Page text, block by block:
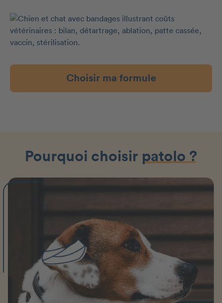
Choisir ma formule
Pourquoi choisir patolo ?